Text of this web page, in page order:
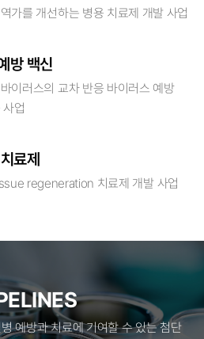
가를 개선하는 병용 치료제 개발 사업
방 백신
이러스의 교차 반응 바이러스 예방
업
료제
regeneration 치료제 개발 사업
예방과 치료에 기여할 수 있는 첨단